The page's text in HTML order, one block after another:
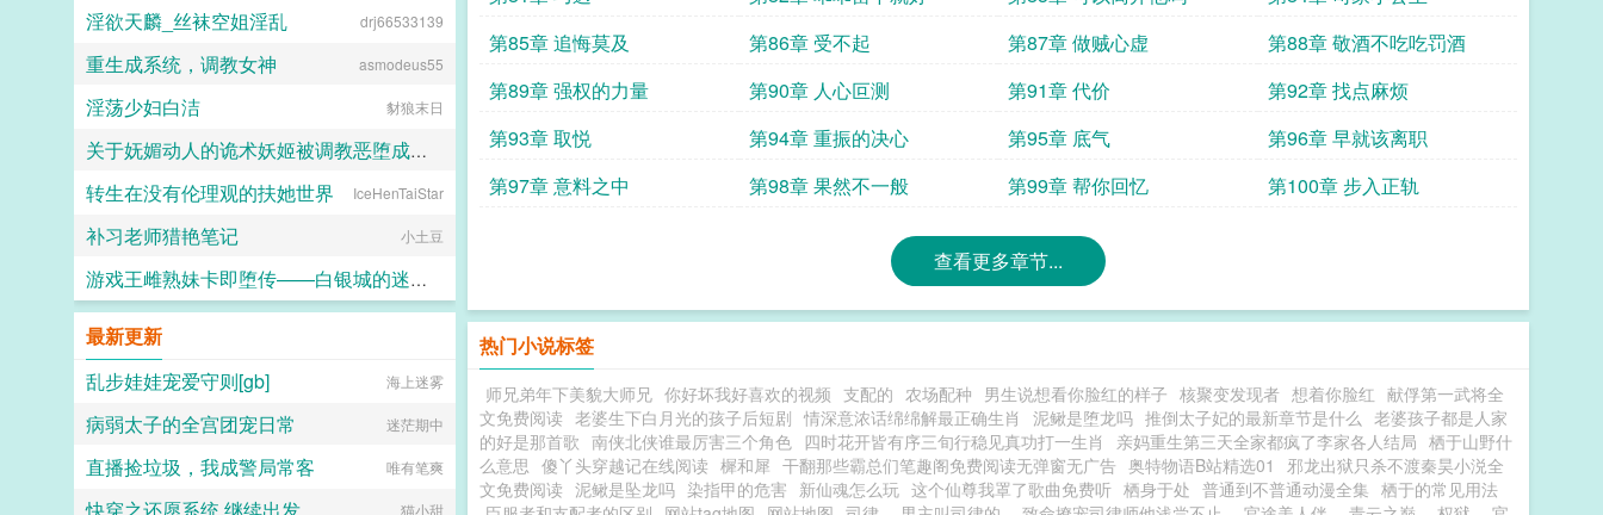
第85章 追悔莫及
第86章 受不起 第87章 做贼心虚
第88章 敬酒不吃吃罚酒
第89章 强权的力量
第90章 人心叵测 第91章 代价
第92章 找点麻烦
第93章 取悦
第94章 重振的决心 第95章 底气
第96章 早就该离职
第97章 意料之中
第98章 果然不一般 第99章 帮你回忆 第100章 步入正轨
查看更多章节...
热门小说标签
师兄弟年下美貌大师兄 你好坏我好喜欢的视频 支配的 农场配种 男生说想看你脸红的样子 核聚变发现者 想着你脸红 献俘第一武将全
文免费阅读 老婆生下白月光的孩子后短剧 情深意浓话绵绵解最正确生肖 泥鳅是堕龙吗 推倒太子妃的最新章节是什么 老婆孩子都是人家
的好是那首歌 南侠北侠谁最厉害三个角色 四时花开皆有序三旬行稳见真功打一生肖 亲妈重生第三天全家都疯了李家各人结局 栖于山野什
么意思 傻丫头穿越记在线阅读 樨和犀 干翻那些霸总们笔趣阁免费阅读无弹窗无广告 奥特物语B站精选01
邪龙出狱只杀不渡秦昊小涚全
文免费阅读 泥鳅是坠龙吗 染指甲的危害 新仙魂怎么玩 这个仙尊我罩了歌曲免费听 栖身于处 普通到不普通动漫全集 栖于的常见用法
白虚
淫欲天麟_丝袜空姐淫乱 drj66533139
重生成系统，调教女神 asmodeus55
淫荡少妇白洁 豺狼末日
关于妩媚动人的诡术妖姬被调教恶堕成媚黑母猪乐芙兰的这档子事
F心R
转生在没有伦理观的扶她世界 IceHenTaiStar
补习老师猎艳笔记 小土豆
游戏王雌熟妹卡即堕传——白银城的迷宫主?拉比丽斯篇
最新更新
乱步娃娃宠爱守则[gb]
海上迷雾
病弱太子的全宫团宠日常 迷茫期中
直播捡垃圾，我成警局常客 唯有笔爽
猫小甜